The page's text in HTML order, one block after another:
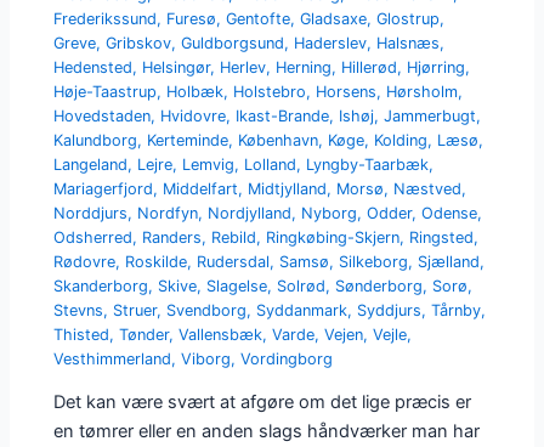
Frederikssund, Furesø,Gentofte,Gladsaxe,Glostrup,
Greve,Gribskov,Guldborgsund, Haderslev, Halsnæs,
Hedensted, Helsingør, Herlev, Herning, Hillerød, Hjørring,
Høje-Taastrup, Holbæk, Holstebro, Horsens, Hørsholm,
Hovedstaden, Hvidovre, Ikast-Brande, Ishøj,Jammerbugt,
Kalundborg, Kerteminde, København, Køge, Kolding, Læsø,
Langeland, Lejre, Lemvig, Lolland, Lyngby-Taarbæk,
Mariagerfjord, Middelfart, Midtjylland, Morsø, Næstved,
Norddjurs, Nordfyn, Nordjylland, Nyborg,Odder,Odense,
Odsherred, Randers, Rebild, Ringkøbing-Skjern, Ringsted,
Rødovre, Roskilde, Rudersdal, Samsø, Silkeborg, Sjælland,
Skanderborg, Skive, Slagelse, Solrød, Sønderborg, Sorø,
Stevns, Struer, Svendborg, Syddanmark, Syddjurs,Tårnby,
Thisted,Tønder,Vallensbæk,Varde,Vejen,Vejle,
Vesthimmerland,Viborg,Vordingborg
Det kan være svært at afgøre om det lige præcis er
en tømrer eller en anden slags håndværker man har